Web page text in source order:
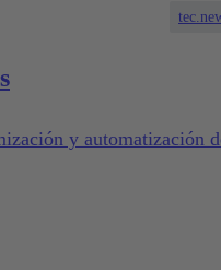
y automatización